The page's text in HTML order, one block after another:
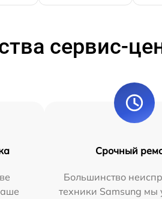
сервис-
Срочный
Большинство
техники Samsung мы